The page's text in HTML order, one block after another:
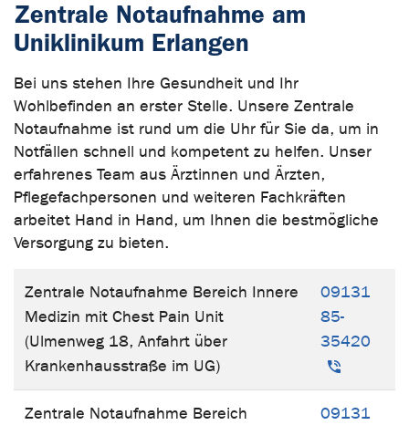
Zentrale Notaufnahme am
Uniklinikum Erlangen
Bei uns stehen Ihre Gesundheit und Ihr
Wohlbefinden an erster Stelle. Unsere Zentrale
Notaufnahme ist rund um die Uhr für Sie da, um in
Notfällen schnell und kompetent zu helfen. Unser
erfahrenes Team aus Ärztinnen und Ärzten,
Pflegefachpersonen und weiteren Fachkräften
arbeitet Hand in Hand, um Ihnen die bestmögliche
Versorgung zu bieten.
Zentrale Notaufnahme Bereich Innere
Medizin mit Chest Pain Unit
(Ulmenweg 18, Anfahrt über
Krankenhausstraße im UG)
09131
85-
35420
Zentrale Notaufnahme Bereich
09131